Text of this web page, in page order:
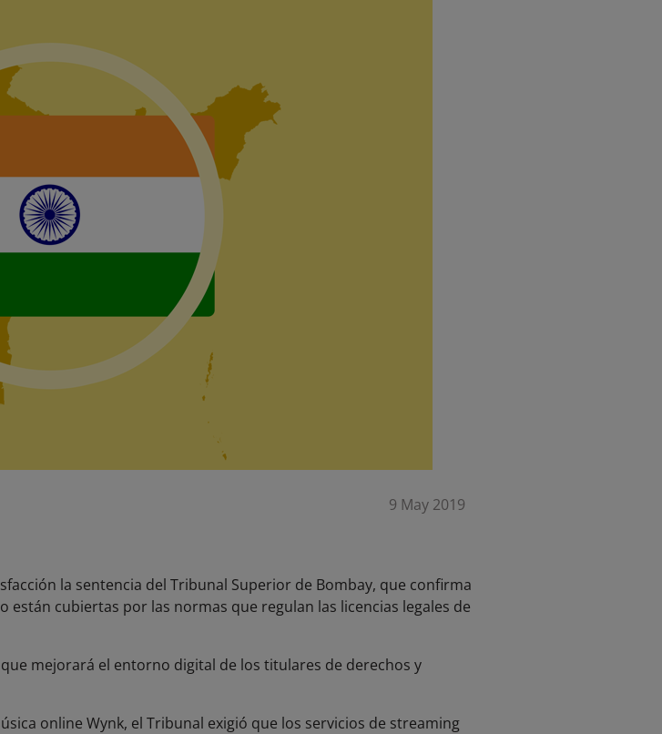
9 May 2019
la sentencia del Tribunal Superior de Bombay, que confirma
están cubiertas por las normas que regulan las licencias legales de
mejorará el entorno digital de los titulares de derechos y
online Wynk, el Tribunal exigió que los servicios de streaming